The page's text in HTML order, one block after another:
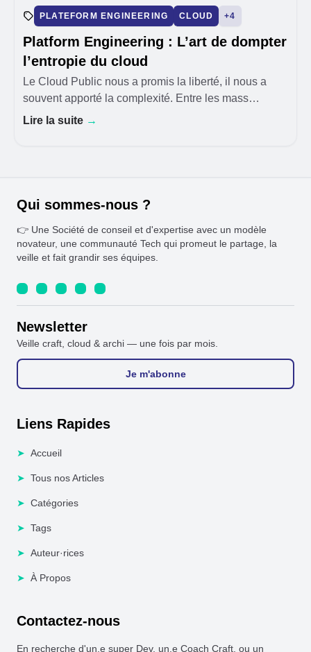
PLATEFORM ENGINEERING CLOUD +4
Platform Engineering : L’art de dompter
l’entropie du cloud
Le Cloud Public nous a promis la liberté, il nous a
souvent apporté la complexité. Entre les mass
migrations, les approches serverless mal gérées et
Lire la suite →
Qui sommes-nous ?
👉 Une Société de conseil et d'expertise avec un modèle
novateur, une communauté Tech qui promeut le partage, la
veille et fait grandir ses équipes.
Newsletter
Veille craft, cloud & archi — une fois par mois.
Je m'abonne
Liens Rapides
➤ Accueil
➤ Tous nos Articles
➤ Catégories
➤ Tags
➤ Auteur·rices
➤ À Propos
Contactez-nous
En recherche d'un.e super Dev, un.e Coach Craft, ou un